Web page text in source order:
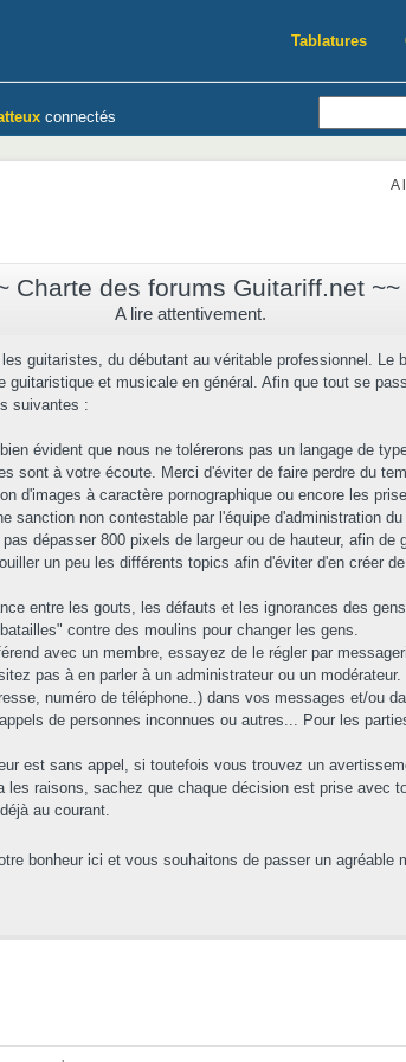
Tablatures
connectés
A
Charte des forums Guitariff.net ~~
A lire attentivement.
guitaristes, du débutant au véritable professionnel. Le
et musicale en général. Afin que tout se
suivantes :
évident que nous ne tolérerons pas un langage de
sont à votre écoute. Merci d'éviter de faire perdre du
d'images à caractère pornographique ou encore les
sanction non contestable par l'équipe d'administration du
dépasser 800 pixels de largeur ou de hauteur, afin de
un peu les différents topics afin d'éviter d'en créer
entre les gouts, les défauts et les ignorances des
contre des moulins pour changer les gens.
avec un membre, essayez de le régler par
pas à en parler à un administrateur ou un modérateur.
numéro de téléphone..) dans vos messages et/ou
de personnes inconnues ou autres... Pour les
est sans appel, si toutefois vous trouvez un
les raisons, sachez que chaque décision est prise avec
au courant.
bonheur ici et vous souhaitons de passer un agréable